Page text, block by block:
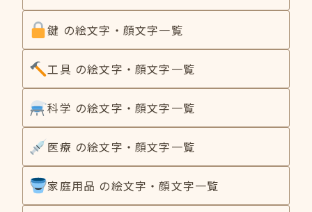
鍵 の絵文字・顔文字一覧
工具 の絵文字・顔文字一覧
科学 の絵文字・顔文字一覧
医療 の絵文字・顔文字一覧
家庭用品 の絵文字・顔文字一覧